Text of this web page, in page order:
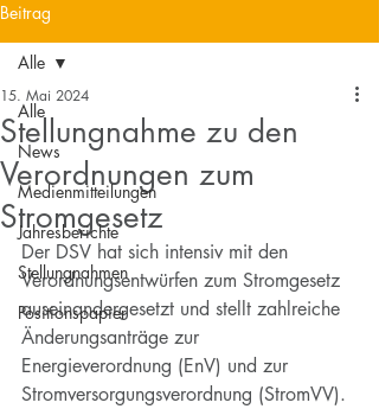
Beitrag
Alle
News
Medienmitteilungen
Jahresberichte
Stellungnahmen
Positionspapier
Alle
Stellungnahme zu den
Verordnungen zum
Stromgesetz
15. Mai 2024
Der DSV hat sich intensiv mit den
Verordnungsentwürfen zum Stromgesetz
auseinandergesetzt und stellt zahlreiche
Änderungsanträge zur
Energieverordnung (EnV) und zur
Stromversorgungsverordnung (StromVV).